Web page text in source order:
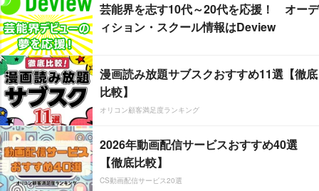
芸能界を志す10代～20代を応援！ オーデ
ィション・スクール情報はDeview
漫画読み放題サブスクおすすめ11選【徹底
比較】
オリコン顧客満足度ランキング
2026年動画配信サービスおすすめ40選
【徹底比較】
CS動画配信サービス20選